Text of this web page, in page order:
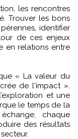
Trouver les bons
identifier
de ces enjeux
en relations entre
« La valeur du
de l'impact ».
et une
le temps de la
chaque
des résultats